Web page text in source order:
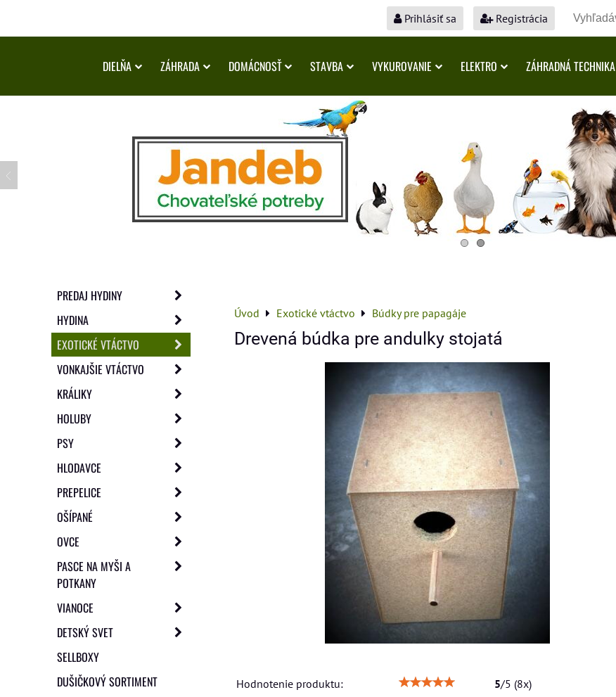
Prihlásiť sa Registrácia
DIELŇA ZÁHRADA DOMÁCNOSŤ STAVBA VYKUROVANIE ELEKTRO ZÁHRADNÁ TECHNIKA
Úvod Exotické vtáctvo Búdky pre papagáje
Drevená búdka pre andulky stojatá
Hodnotenie produktu: 5/5 (8x)
PREDAJ HYDINY
HYDINA
EXOTICKÉ VTÁCTVO
VONKAJŠIE VTÁCTVO
KRÁLIKY
HOLUBY
PSY
HLODAVCE
PREPELICE
OŠÍPANÉ
OVCE
PASCE NA MYŠI A
POTKANY
VIANOCE
DETSKÝ SVET
SELLBOXY
DUŠIČKOVÝ SORTIMENT